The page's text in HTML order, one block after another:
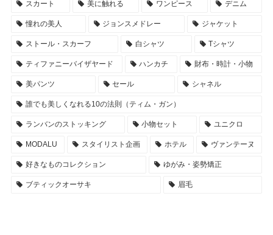
スカート 美に触れる ワンピース デニム
憧れの美人 ジョンスメドレー ジャケット
ストール・スカーフ 白シャツ Tシャツ
ティファニーバイザヤード ハンカチ 財布・時計・小物
美パンツ セール シャネル
誰でも美しくなれる10の法則（ティム・ガン）
ランバンのストッキング 小物セット ユニクロ
MODALU スタイリスト企画 ホテル ヴァンテーヌ
好きなものコレクション ゆがみ・姿勢矯正
ブティックオーサキ 眉毛